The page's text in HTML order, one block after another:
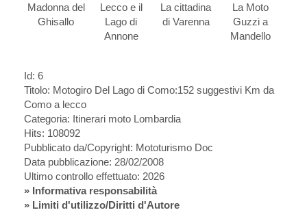
Madonna del
Ghisallo
Lecco e il
Lago di
Annone
La cittadina
di Varenna
La Moto
Guzzi a
Mandello
Id: 6
Titolo: Motogiro Del Lago di Como:152 suggestivi Km da
Como a lecco
Categoria: Itinerari moto Lombardia
Hits: 108092
Pubblicato da/Copyright: Mototurismo Doc
Data pubblicazione: 28/02/2008
Ultimo controllo effettuato: 2026
» Informativa responsabilità
» Limiti d'utilizzo/Diritti d'Autore